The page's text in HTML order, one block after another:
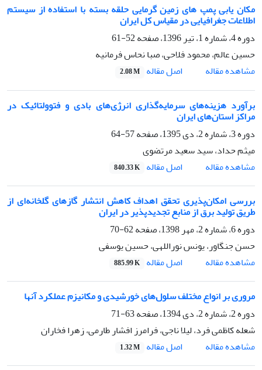
مکان یابی پمپ های زمین گرمایی حلقه بسته با استفاده از سیستم
اطلاعات جغرافیایی در مقیاس کل ایران
دوره 4، شماره 1، تیر 1396، صفحه
52-61
حسین عالم، محمود فلاحی، صبا نحاس فرمانیه
مشاهده مقاله
اصل مقاله 2.08 M
برآورد هزینه‌های سرمایه‌گذاری انرژی‌های بادی و فتوولتائیک در
مراکز استان‌های ایران
دوره 3، شماره 2، دی 1395، صفحه
57-64
میثم حداد، سید سعید مرتضوی
مشاهده مقاله
اصل مقاله 840.33 K
بررسی امکان‌پذیری تحقق اهداف کاهش انتشار گازهای گلخانه‌ای از
طریق تولید برق از منابع تجدیدپذیر در ایران
دوره 6، شماره 2، مهر 1398، صفحه
62-70
حسن جنگاور، یونس نوراللهی، حسین یوسفی
مشاهده مقاله
اصل مقاله 885.99 K
مروری بر انواع مختلف سلول‌های خورشیدی و مکانیزم عملکرد آنها
دوره 2، شماره 2، دی 1394، صفحه
63-71
شعله کاظمی فرد، لیلا ناجی، فرامرز افشار طارمی، زهرا فخاران
مشاهده مقاله
اصل مقاله 1.32 M